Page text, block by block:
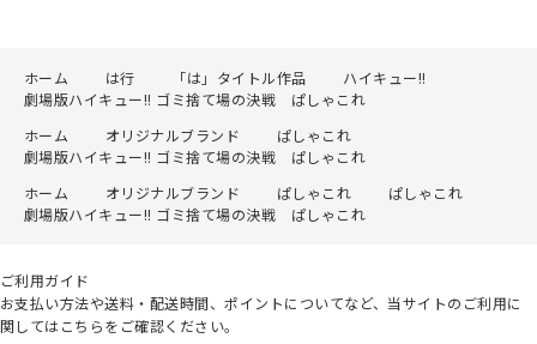
ホーム は行 「は」タイトル作品
ハイキュー!!
劇場版ハイキュー!! ゴミ捨て場の決戦 ぱしゃこれ
ホーム
オリジナルブランド
ぱしゃこれ
劇場版ハイキュー!! ゴミ捨て場の決戦 ぱしゃこれ
ホーム
オリジナルブランド ぱしゃこれ
ぱしゃこれ
劇場版ハイキュー!! ゴミ捨て場の決戦 ぱしゃこれ
ご利用ガイド
お支払い方法や送料・配送時間、ポイントについてなど、当サイトのご利用に
関してはこちらをご確認ください。